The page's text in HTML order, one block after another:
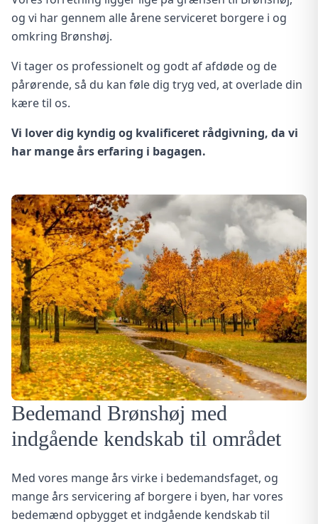
og vi har gennem alle årene serviceret borgere i og
omkring Brønshøj.
Vi tager os professionelt og godt af afdøde og de
pårørende, så du kan føle dig tryg ved, at overlade din
kære til os.
Vi lover dig kyndig og kvalificeret rådgivning, da vi
har mange års erfaring i bagagen.
Bedemand Brønshøj med
indgående kendskab til området
Med vores mange års virke i bedemandsfaget, og
mange års servicering af borgere i byen, har vores
bedemænd opbygget et indgående kendskab til